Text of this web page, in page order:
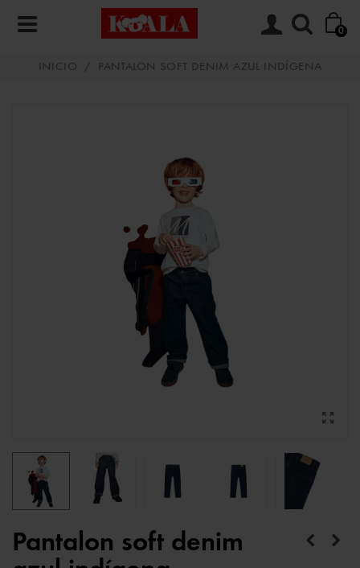
0
INICIO / PANTALON SOFT DENIM AZUL INDÍGENA
Pantalon soft denim